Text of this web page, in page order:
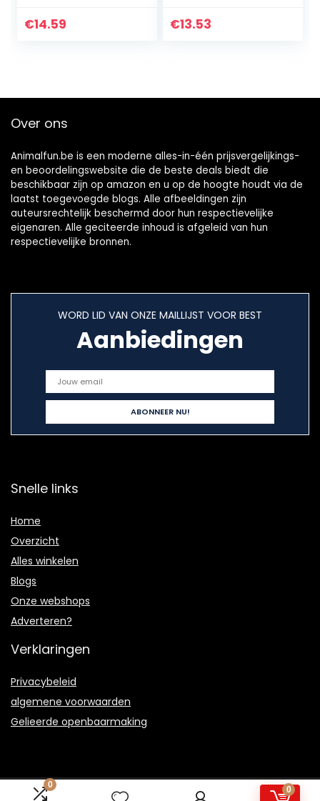
0
0
plastic huisdier
€14.59
Handschoenen
€13.53
Over ons
Animalfun.be is een moderne alles-in-één prijsvergelijkings-
en beoordelingswebsite die de beste deals biedt die
beschikbaar zijn op amazon en u op de hoogte houdt via de
laatst toegevoegde blogs. Alle afbeeldingen zijn
auteursrechtelijk beschermd door hun respectievelijke
eigenaren. Alle geciteerde inhoud is afgeleid van hun
respectievelijke bronnen.
WORD LID VAN ONZE MAILLIJST VOOR BEST
Aanbiedingen
Snelle links
Home
Overzicht
Alles winkelen
Blogs
Onze webshops
Adverteren?
Verklaringen
Privacybeleid
algemene voorwaarden
Gelieerde openbaarmaking
2021 © Animalfun.be Alle rechten voorbehouden